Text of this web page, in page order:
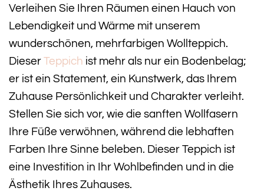
Verleihen Sie Ihren Räumen einen Hauch von
Lebendigkeit und Wärme mit unserem
wunderschönen, mehrfarbigen Wollteppich.
Dieser Teppich ist mehr als nur ein Bodenbelag;
er ist ein Statement, ein Kunstwerk, das Ihrem
Zuhause Persönlichkeit und Charakter verleiht.
Stellen Sie sich vor, wie die sanften Wollfasern
Ihre Füße verwöhnen, während die lebhaften
Farben Ihre Sinne beleben. Dieser Teppich ist
eine Investition in Ihr Wohlbefinden und in die
Ästhetik Ihres Zuhauses.